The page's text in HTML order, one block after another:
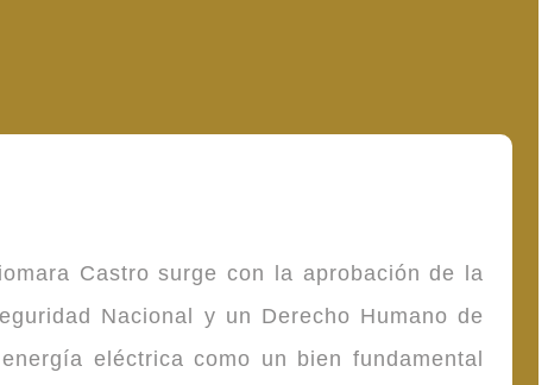
Castro surge con la aprobación de la
Nacional y un Derecho Humano de
eléctrica como un bien fundamental